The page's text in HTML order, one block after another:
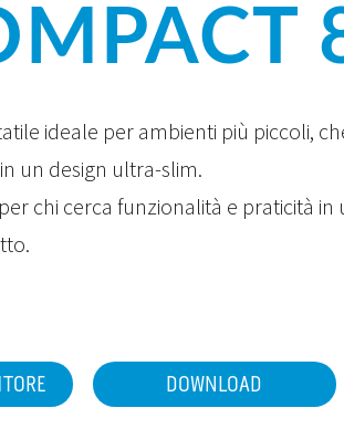
ideale per ambienti più piccoli,
un design ultra-slim.
chi cerca funzionalità e praticità in
DOWNLOAD